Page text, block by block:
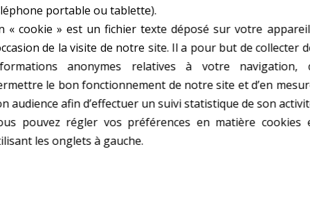
des tétons de part et d’autre, la dimension de la longueur a été prise
portable ou tablette).
« cookie » est un fichier texte déposé sur votre
de la visite de notre site. Il a pour but de collecter
anonymes relatives à votre navigation,
le bon fonctionnement de notre site et d’en
audience afin d’effectuer un suivi statistique de son
pouvez régler vos préférences en matière cookies
les onglets à gauche.